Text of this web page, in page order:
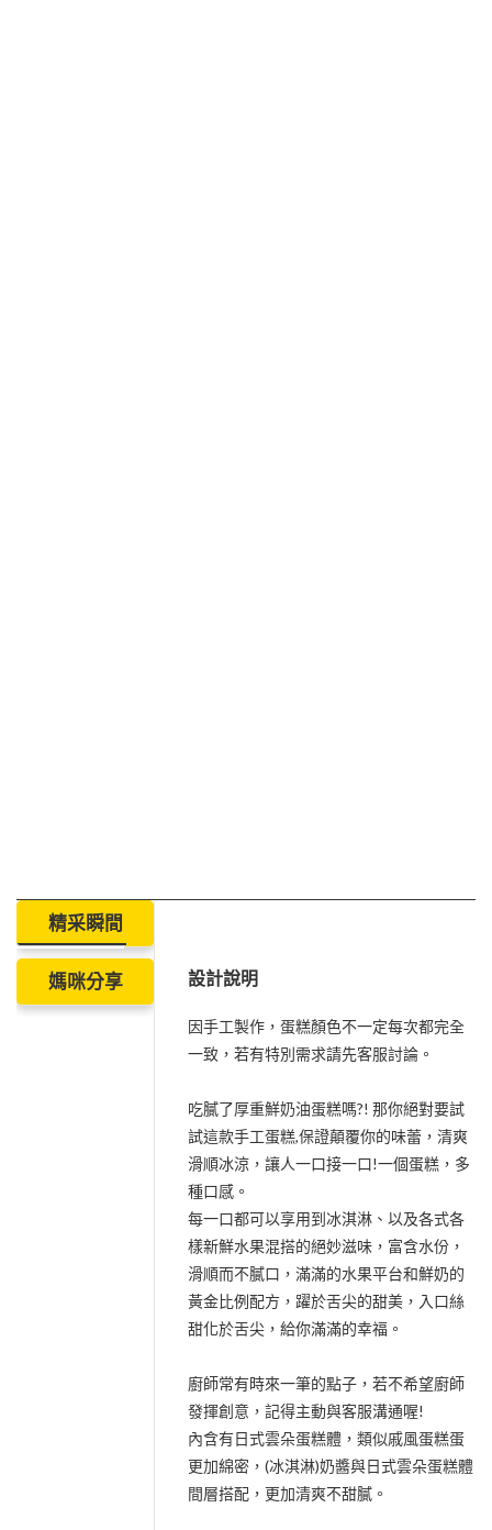
精采瞬間
媽咪分享 設計說明
因手工製作，蛋糕顏色不一定每次都完全
一致，若有特別需求請先客服討論。
吃膩了厚重鮮奶油蛋糕嗎?! 那你絕對要試
試這款手工蛋糕,保證顛覆你的味蕾，清爽
滑順冰涼，讓人一口接一口!一個蛋糕，多
種口感。
每一口都可以享用到冰淇淋、以及各式各
樣新鮮水果混搭的絕妙滋味，富含水份，
滑順而不膩口，滿滿的水果平台和鮮奶的
黃金比例配方，躍於舌尖的甜美，入口絲
甜化於舌尖，給你滿滿的幸福。
廚師常有時來一筆的點子，若不希望廚師
發揮創意，記得主動與客服溝通喔!
內含有日式雲朵蛋糕體，類似戚風蛋糕蛋
更加綿密，(冰淇淋)奶醬與日式雲朵蛋糕體
間層搭配，更加清爽不甜膩。